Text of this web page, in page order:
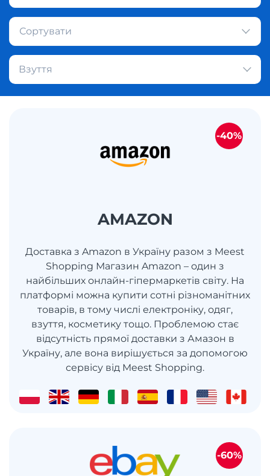
Сортувати
Взуття
AMAZON
Доставка з Amazon в Україну разом з Meest
Shopping Магазин Amazon – один з
найбільших онлайн-гіпермаркетів світу. На
платформі можна купити сотні різноманітних
товарів, в тому числі електроніку, одяг,
взуття, косметику тощо. Проблемою стає
відсутність прямої доставки з Амазон в
Україну, але вона вирішується за допомогою
сервісу від Meest Shopping.
-40%
-60%